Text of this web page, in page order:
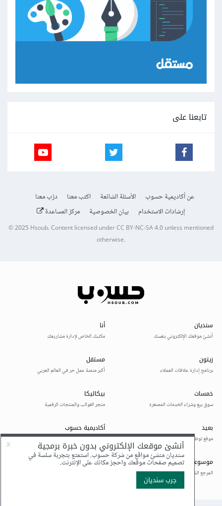
تابعنا على
عن أكاديمية حسوب الأسئلة الشائعة اكتب معنا
درّب معنا
إرشادات الاستخدام
بيان الخصوصية مركز المساعدة
© 2025Hsoub.Content licensed underCC BY-NC-SA 4.0unless mentioned
otherwise.